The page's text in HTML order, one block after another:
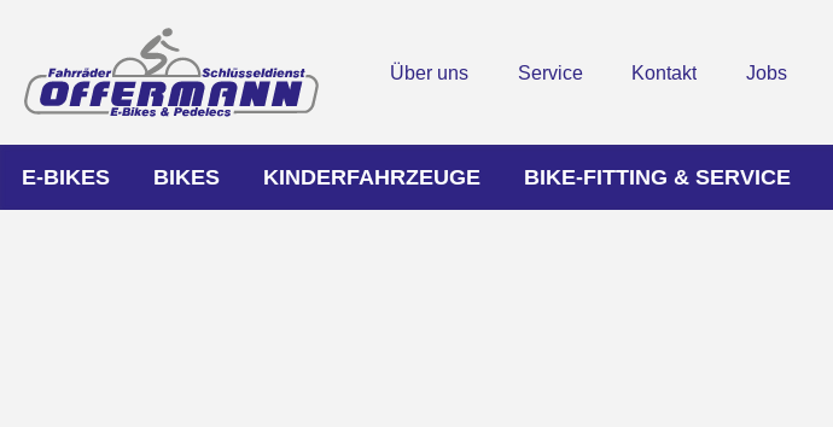
Über uns Service Kontakt Jobs
E-BIKES BIKES KINDERFAHRZEUGE BIKE-FITTING & SERVICE